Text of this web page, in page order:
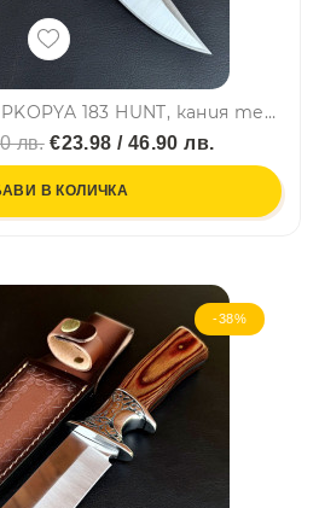
Тежък ловен нож WPKOPYA 183 HUNT, кания телешки бланк, стомана 5CR13
лв.€23.98 / 46.90 лв.
В КОЛИЧКА
-38%